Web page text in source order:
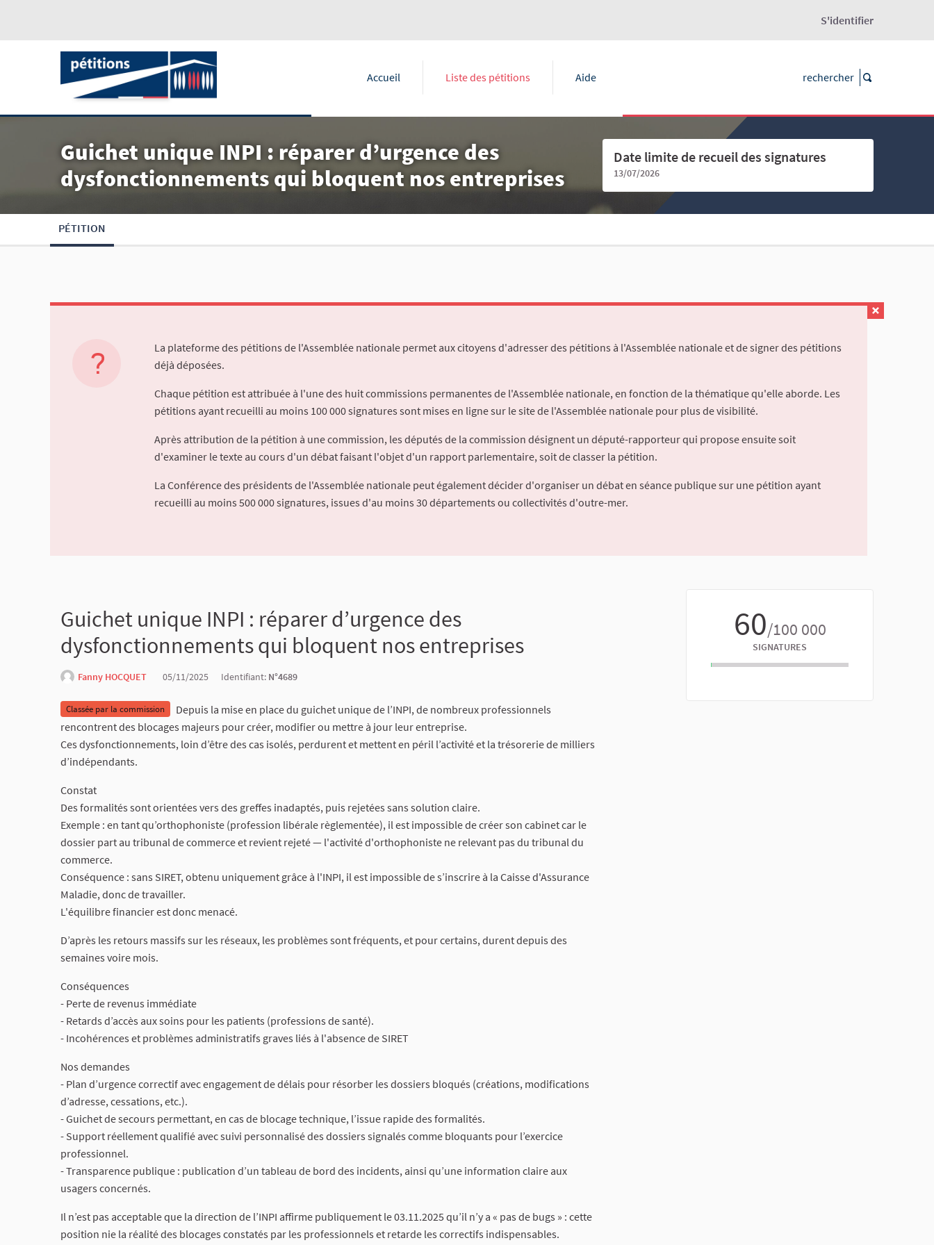
S'identifier
Accueil Liste des pétitions Aide
Guichet unique INPI : réparer d’urgence des
dysfonctionnements qui bloquent nos entreprises
Date limite de recueil des signatures
13/07/2026
PÉTITION
La plateforme des pétitions de l'Assemblée nationale permet aux citoyens d'adresser des pétitions à l'Assemblée nationale et de signer des pétitions
déjà déposées.
Chaque pétition est attribuée à l'une des huit commissions permanentes de l'Assemblée nationale, en fonction de la thématique qu'elle aborde. Les
pétitions ayant recueilli au moins 100 000 signatures sont mises en ligne sur le site de l'Assemblée nationale pour plus de visibilité.
Après attribution de la pétition à une commission, les députés de la commission désignent un député-rapporteur qui propose ensuite soit
d'examiner le texte au cours d'un débat faisant l'objet d'un rapport parlementaire, soit de classer la pétition.
La Conférence des présidents de l'Assemblée nationale peut également décider d'organiser un débat en séance publique sur une pétition ayant
recueilli au moins 500 000 signatures, issues d'au moins 30 départements ou collectivités d'outre-mer.
60/100 000
SIGNATURES
Guichet unique INPI : réparer d’urgence des
dysfonctionnements qui bloquent nos entreprises
Fanny HOCQUET 05/11/2025 Identifiant: N°4689
Classée par la commission
Depuis la mise en place du guichet unique de l’INPI, de nombreux professionnels
rencontrent des blocages majeurs pour créer, modifier ou mettre à jour leur entreprise.
Ces dysfonctionnements, loin d’être des cas isolés, perdurent et mettent en péril l’activité et la trésorerie de milliers
d’indépendants.
Constat
Des formalités sont orientées vers des greffes inadaptés, puis rejetées sans solution claire.
Exemple : en tant qu’orthophoniste (profession libérale règlementée), il est impossible de créer son cabinet car le
dossier part au tribunal de commerce et revient rejeté — l'activité d'orthophoniste ne relevant pas du tribunal du
commerce.
Conséquence : sans SIRET, obtenu uniquement grâce à l'INPI, il est impossible de s’inscrire à la Caisse d'Assurance
Maladie, donc de travailler.
L'équilibre financier est donc menacé.
D’après les retours massifs sur les réseaux, les problèmes sont fréquents, et pour certains, durent depuis des
semaines voire mois.
Conséquences
- Perte de revenus immédiate
- Retards d’accès aux soins pour les patients (professions de santé).
- Incohérences et problèmes administratifs graves liés à l'absence de SIRET
Nos demandes
- Plan d’urgence correctif avec engagement de délais pour résorber les dossiers bloqués (créations, modifications
d’adresse, cessations, etc.).
- Guichet de secours permettant, en cas de blocage technique, l’issue rapide des formalités.
- Support réellement qualifié avec suivi personnalisé des dossiers signalés comme bloquants pour l’exercice
professionnel.
- Transparence publique : publication d’un tableau de bord des incidents, ainsi qu’une information claire aux
usagers concernés.
Il n’est pas acceptable que la direction de l’INPI affirme publiquement le 03.11.2025 qu’il n’y a « pas de bugs » : cette
position nie la réalité des blocages constatés par les professionnels et retarde les correctifs indispensables.